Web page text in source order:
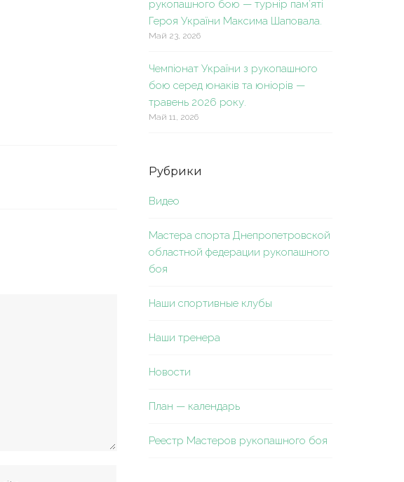
рукопашного бою — турнір пам’яті
Героя України Максима Шаповала.
Май 23, 2026
Чемпіонат України з рукопашного
бою серед юнаків та юніорів —
травень 2026 року.
Май 11, 2026
Рубрики
Видео
Мастера спорта Днепропетровской
областной федерации рукопашного
боя
Наши спортивные клубы
Наши тренера
Новости
План — календарь
Реестр Мастеров рукопашного боя